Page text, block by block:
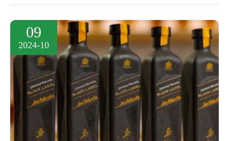
09
2024-10